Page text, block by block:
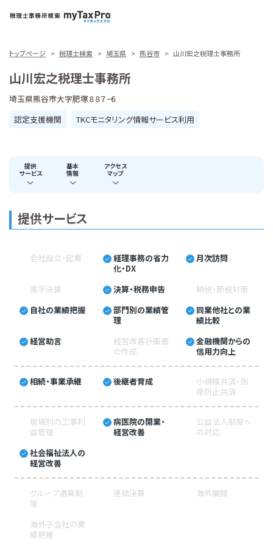
トップページ 税理士検索 埼玉県 熊谷市 山川宏之税理士事務所
山川宏之税理士事務所
埼玉県熊谷市大字肥塚８８７−６
認定支援機関
TKCモニタリング情報サービス利用
提供
サービス
基本
情報
アクセス
マップ
提供サービス
会社設立・起業
経理事務の省力
化・DX
月次訪問
黒字決算 決算・税務申告
納税・節税対策
自社の業績把握
部門別の業績管
理
同業他社との業
績比較
経営助言
経営改善計画書
の作成
金融機関からの
信用力向上
相続・事業承継 後継者育成
小規模共済・倒
産防止共済
現場別の工事利
益管理
病医院の開業・
経営改善
公益法人制度へ
の対応
社会福祉法人の
経営改善
グループ通算制
度
連結決算 海外展開
海外子会社の業
績把握